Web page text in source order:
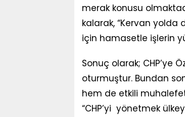
merak konusu
kalarak, “Kervan yolda
için hamasetle işlerin
Sonuç olarak; CHP’ye
oturmuştur. Bundan
hem de etkili
“CHP’yi yönetmek